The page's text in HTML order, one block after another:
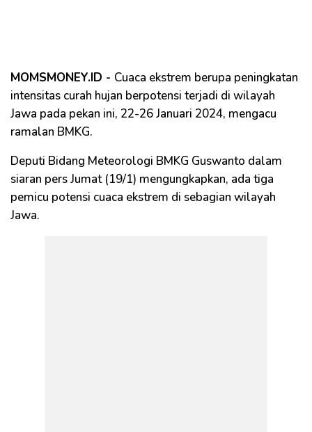
MOMSMONEY.ID - Cuaca ekstrem berupa peningkatan
intensitas curah hujan berpotensi terjadi di wilayah
Jawa pada pekan ini, 22-26 Januari 2024, mengacu
ramalan BMKG.
Deputi Bidang Meteorologi BMKG Guswanto dalam
siaran pers Jumat (19/1) mengungkapkan, ada tiga
pemicu potensi cuaca ekstrem di sebagian wilayah
Jawa.